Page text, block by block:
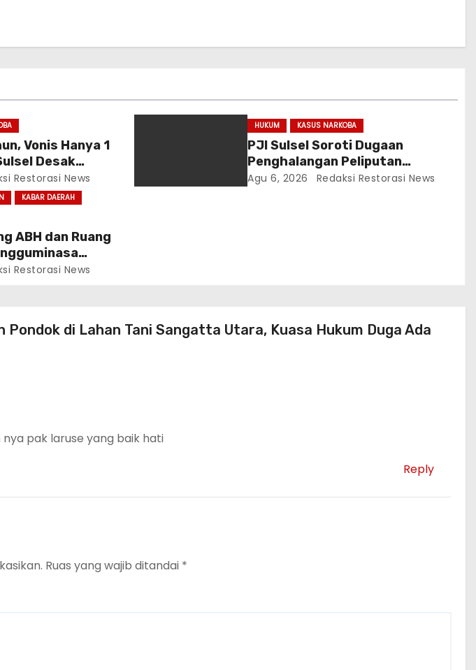
Vonis Hanya 1
Desak
Periksa JPU
Restorasi News
HUKUM KASUS NARKOBA
PJI Sulsel Soroti Dugaan
Penghalangan Peliputan
Jurnalis, Dorong Evaluasi dan
Agu 6, 2026 Redaksi Restorasi News
KABAR DAERAH
ABH dan Ruang
Publik
Restorasi News
di Lahan Tani Sangatta Utara, Kuasa Hukum Duga Ada
pak laruse yang baik hati
Reply
Ruas yang wajib ditandai *